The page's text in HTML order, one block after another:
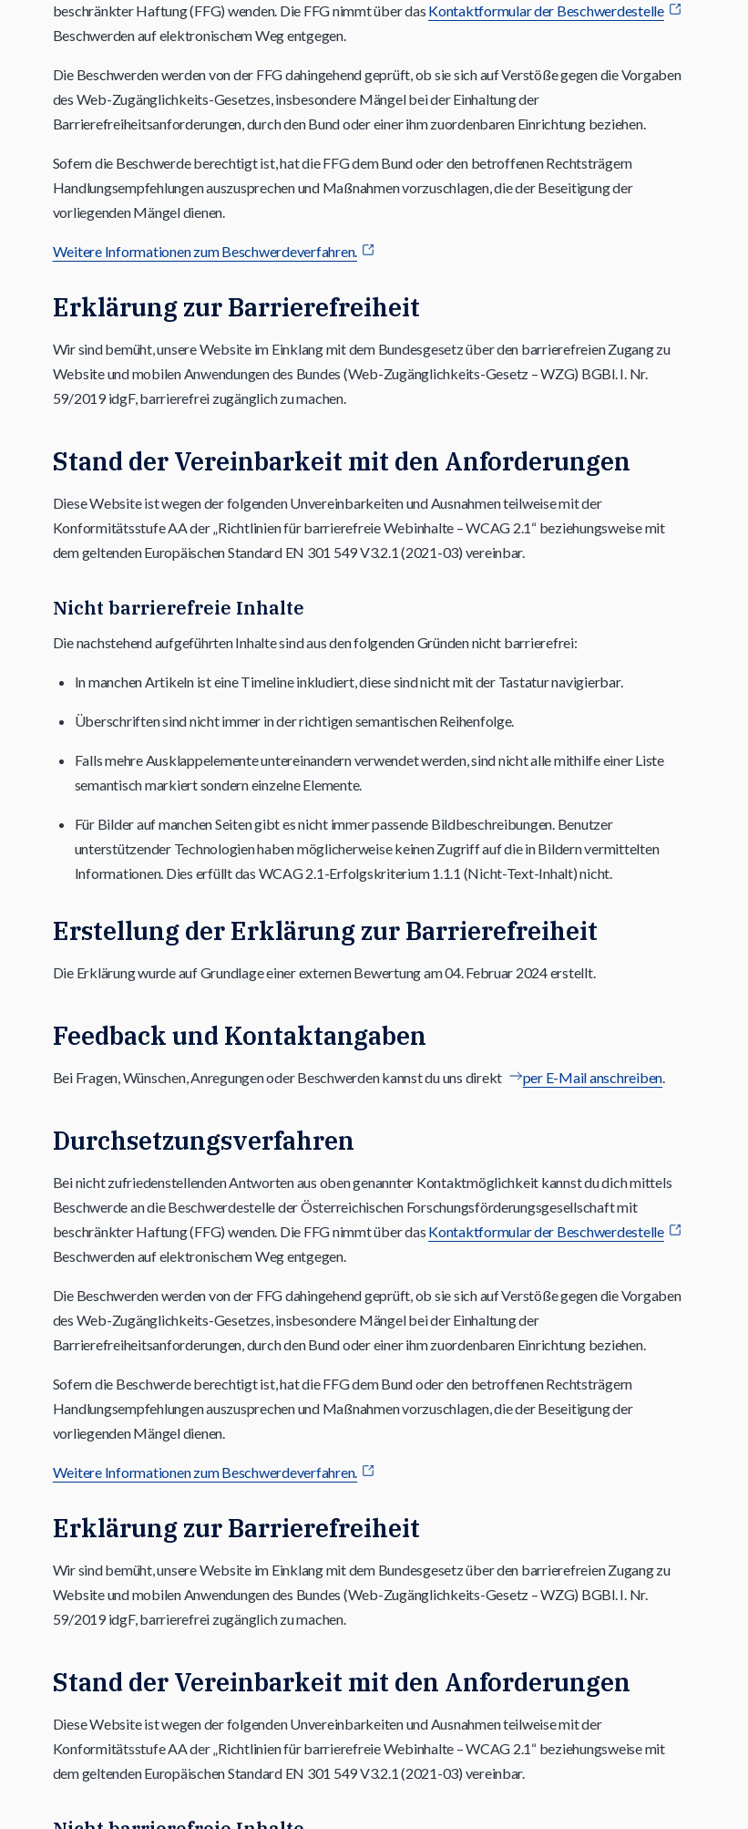
beschränkter Haftung (FFG) wenden. Die FFG nimmt über das Kontaktformular der Beschwerdestelle
Beschwerden auf elektronischem Weg entgegen.
Die Beschwerden werden von der FFG dahingehend geprüft, ob sie sich auf Verstöße gegen die Vorgaben
des Web-Zugänglichkeits-Gesetzes, insbesondere Mängel bei der Einhaltung der
Barrierefreiheitsanforderungen, durch den Bund oder einer ihm zuordenbaren Einrichtung beziehen.
Sofern die Beschwerde berechtigt ist, hat die FFG dem Bund oder den betroffenen Rechtsträgern
Handlungsempfehlungen auszusprechen und Maßnahmen vorzuschlagen, die der Beseitigung der
vorliegenden Mängel dienen.
Weitere Informationen zum Beschwerdeverfahren.
Erklärung zur Barrierefreiheit
Wir sind bemüht, unsere Website im Einklang mit dem Bundesgesetz über den barrierefreien Zugang zu
Website und mobilen Anwendungen des Bundes (Web-Zugänglichkeits-Gesetz – WZG) BGBl. I. Nr.
59/2019 idgF, barrierefrei zugänglich zu machen.
Stand der Vereinbarkeit mit den Anforderungen
Diese Website ist wegen der folgenden Unvereinbarkeiten und Ausnahmen teilweise mit der
Konformitätsstufe AA der „Richtlinien für barrierefreie Webinhalte – WCAG 2.1“ beziehungsweise mit
dem geltenden Europäischen Standard EN 301 549 V3.2.1 (2021-03) vereinbar.
Nicht barrierefreie Inhalte
Die nachstehend aufgeführten Inhalte sind aus den folgenden Gründen nicht barrierefrei:
In manchen Artikeln ist eine Timeline inkludiert, diese sind nicht mit der Tastatur navigierbar.
Überschriften sind nicht immer in der richtigen semantischen Reihenfolge.
Falls mehre Ausklappelemente untereinandern verwendet werden, sind nicht alle mithilfe einer Liste
semantisch markiert sondern einzelne Elemente.
Für Bilder auf manchen Seiten gibt es nicht immer passende Bildbeschreibungen. Benutzer
unterstützender Technologien haben möglicherweise keinen Zugriff auf die in Bildern vermittelten
Informationen. Dies erfüllt das WCAG 2.1-Erfolgskriterium 1.1.1 (Nicht-Text-Inhalt) nicht.
Erstellung der Erklärung zur Barrierefreiheit
Die Erklärung wurde auf Grundlage einer externen Bewertung am 04. Februar 2024 erstellt.
Feedback und Kontaktangaben
Bei Fragen, Wünschen, Anregungen oder Beschwerden kannst du uns direkt per E-Mail anschreiben.
Durchsetzungsverfahren
Bei nicht zufriedenstellenden Antworten aus oben genannter Kontaktmöglichkeit kannst du dich mittels
Beschwerde an die Beschwerdestelle der Österreichischen Forschungsförderungsgesellschaft mit
beschränkter Haftung (FFG) wenden. Die FFG nimmt über das Kontaktformular der Beschwerdestelle
Beschwerden auf elektronischem Weg entgegen.
Die Beschwerden werden von der FFG dahingehend geprüft, ob sie sich auf Verstöße gegen die Vorgaben
des Web-Zugänglichkeits-Gesetzes, insbesondere Mängel bei der Einhaltung der
Barrierefreiheitsanforderungen, durch den Bund oder einer ihm zuordenbaren Einrichtung beziehen.
Sofern die Beschwerde berechtigt ist, hat die FFG dem Bund oder den betroffenen Rechtsträgern
Handlungsempfehlungen auszusprechen und Maßnahmen vorzuschlagen, die der Beseitigung der
vorliegenden Mängel dienen.
Weitere Informationen zum Beschwerdeverfahren.
Erklärung zur Barrierefreiheit
Wir sind bemüht, unsere Website im Einklang mit dem Bundesgesetz über den barrierefreien Zugang zu
Website und mobilen Anwendungen des Bundes (Web-Zugänglichkeits-Gesetz – WZG) BGBl. I. Nr.
59/2019 idgF, barrierefrei zugänglich zu machen.
Stand der Vereinbarkeit mit den Anforderungen
Diese Website ist wegen der folgenden Unvereinbarkeiten und Ausnahmen teilweise mit der
Konformitätsstufe AA der „Richtlinien für barrierefreie Webinhalte – WCAG 2.1“ beziehungsweise mit
dem geltenden Europäischen Standard EN 301 549 V3.2.1 (2021-03) vereinbar.